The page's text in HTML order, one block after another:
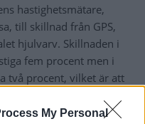
My Personal
hastighetsmätare,
till skillnad från GPS,
hjulvarv. Skillnaden i
fem procent men i
två procent, vilket är att